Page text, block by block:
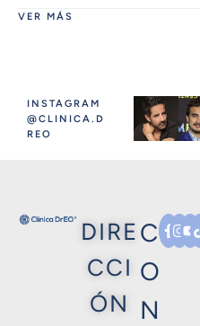
VER MÁS
INSTAGRAM
@CLINICA.D
REO
DIRE
CCI
ÓN
C
O
N